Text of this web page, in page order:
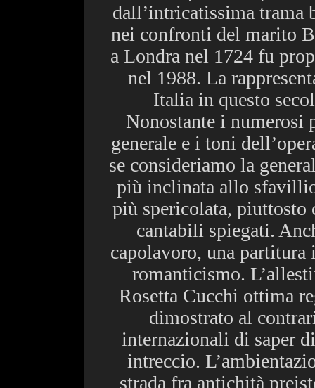
dall’intricatissima trama
nei confronti del marito
a Londra nel 1724 fu
nel 1988. La
Italia in questo
Nonostante i numerosi
generale e i toni
se consideriamo la
più inclinata allo
più spericolata, piuttosto
cantabili spiegati.
capolavoro, una
romanticismo.
Rosetta Cucchi ottima
dimostrato al
internazionali di saper
intreccio.
strada fra antichità